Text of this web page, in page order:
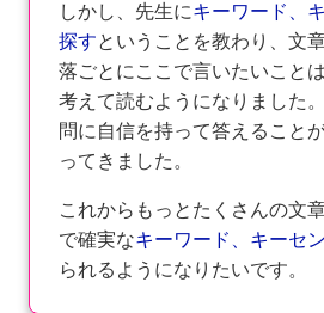
しかし、先生にキーワード、
探すということを教わり、文
落ごとにここで言いたいこと
考えて読むようになりました
問に自信を持って答えること
ってきました。
これからもっとたくさんの文
で確実なキーワード、キーセ
られるようになりたいです。